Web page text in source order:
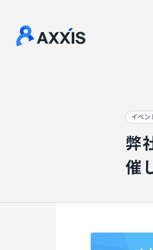
イベン
弊
催